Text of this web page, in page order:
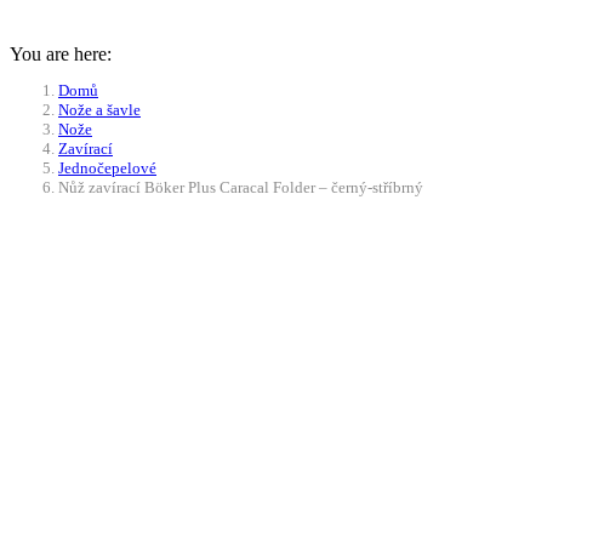
You are here:
Domů
Nože a šavle
Nože
Zavírací
Jednočepelové
Nůž zavírací Böker Plus Caracal Folder – černý-stříbrný